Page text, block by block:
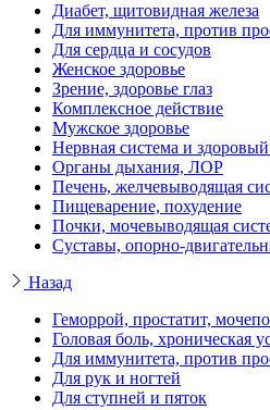
Диабет, щитовидная железа
Для иммунитета, против
Для сердца и сосудов
Женское здоровье
Зрение, здоровье глаз
Комплексное действие
Мужское здоровье
Нервная система и
Органы дыхания, ЛОР
Печень, желчевыводящая
Пищеварение, похудение
Почки, мочевыводящая
Суставы, опорно-
Назад
Геморрой, простатит,
Головая боль, хроническая
Для иммунитета, против
Для рук и ногтей
Для ступней и пяток